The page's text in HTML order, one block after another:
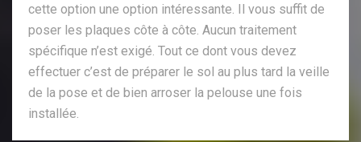
cette option une option intéressante. Il vous suffit de
poser les plaques côte à côte. Aucun traitement
spécifique n’est exigé. Tout ce dont vous devez
effectuer c’est de préparer le sol au plus tard la veille
de la pose et de bien arroser la pelouse une fois
installée.